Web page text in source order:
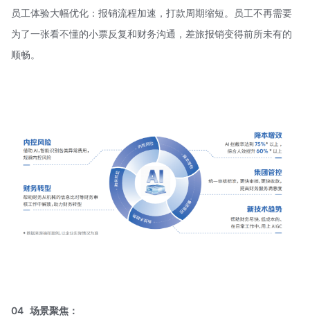
员工体验大幅优化：报销流程加速，打款周期缩短。员工不再需要
为了一张看不懂的小票反复和财务沟通，差旅报销变得前所未有的
顺畅。
04 场景聚焦：